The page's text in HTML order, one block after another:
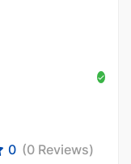
0 (0 Reviews)